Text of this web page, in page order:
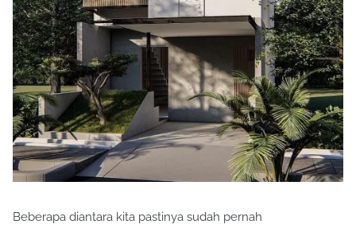
Beberapa diantara kita pastinya sudah pernah